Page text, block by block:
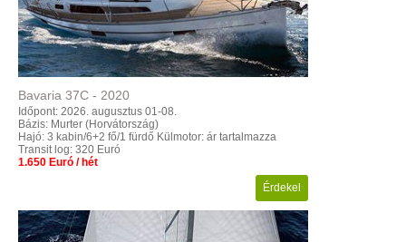
Bavaria 37C - 2020
Időpont: 2026. augusztus 01-08.
Bázis: Murter (Horvátország)
Hajó: 3 kabin/6+2 fő/1 fürdő Külmotor: ár tartalmazza
Transit log: 320 Euró
1.650 Euró / hét
Érdekel